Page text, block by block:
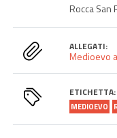
Rocca San
ALLEGATI:
Medioevo
ETICHETTA:
MEDIOEVO